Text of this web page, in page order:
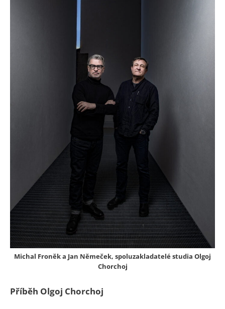
Michal Froněk a Jan Němeček, spoluzakladatelé studia Olgoj
Chorchoj
Příběh Olgoj Chorchoj